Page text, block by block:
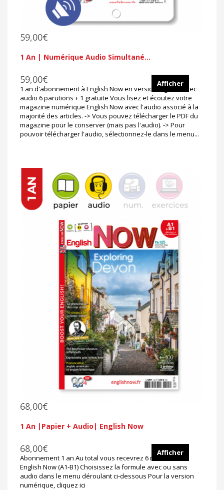
59,00€
1 An | Numérique Audio Simultané...
59,00€ Afficher
1 an d'abonnement à English Now en version digitale avec
audio 6 parutions + 1 gratuite Vous lisez et écoutez votre
magazine numérique English Now avec l'audio associé à la
majorité des articles. -> Vous pouvez télécharger le PDF du
magazine pour le conserver (mais pas l'audio). -> Pour
pouvoir télécharger l'audio, sélectionnez-le dans le menu...
68,00€
1 An |Papier + Audio| English Now
68,00€ Afficher
Abonnement 1 an Au total vous recevrez 6 numéros de
English Now (A1-B1) Choisissez la formule avec ou sans
audio dans le menu déroulant ci-dessous Pour la version
numérique, cliquez ici